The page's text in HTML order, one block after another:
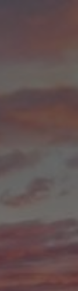
Vacature Via